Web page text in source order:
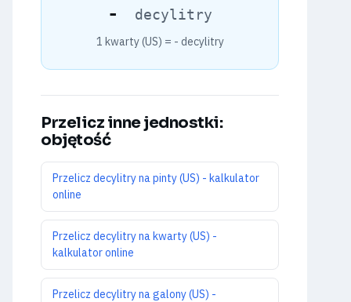
- decylitry
1 kwarty (US) = - decylitry
Przelicz inne jednostki:
objętość
Przelicz decylitry na pinty (US) - kalkulator
online
Przelicz decylitry na kwarty (US) -
kalkulator online
Przelicz decylitry na galony (US) -